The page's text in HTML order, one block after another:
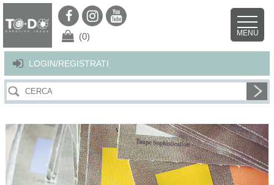
Per offrirti il miglior servizio possibile questo sito utilizza i cookies.
Continuando la navigazione nel sito autorizzi l’uso dei cookies. Per ulteriori
LOGIN/REGISTRATI
(0) MENU